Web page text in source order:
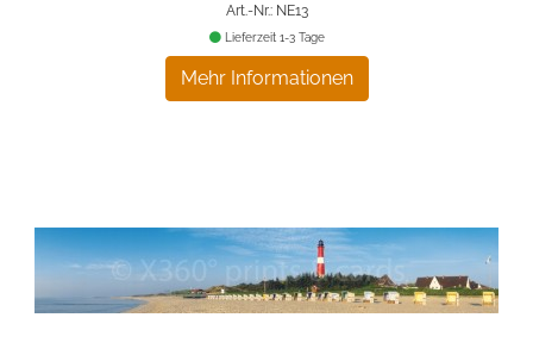
Art.-Nr.: NE13
Mehr Informationen
Lieferzeit 1-3 Tage